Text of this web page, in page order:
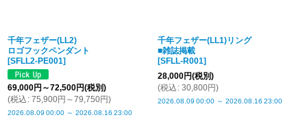
千年フェザー(LL2)
ロゴフックペンダント
[SFLL2-PE001]
69,000円 ～72,500円(税別)
(税込 : 75,900円 ～79,750円)
2026.08.09 00:00 ～ 2026.08.16 23:00
千年フェザー(LL1)リング
■雑誌掲載
[SFLL-R001]
28,000円(税別)
(税込 : 30,800円)
2026.08.09 00:00 ～ 2026.08.16 23:00